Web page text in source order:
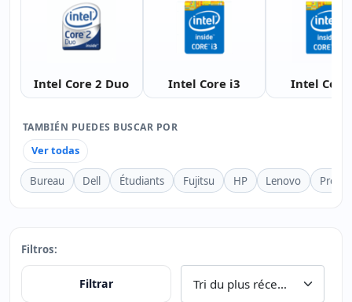
Intel Core 2 Duo Intel Core i3 Intel Core
TAMBIÉN PUEDES BUSCAR POR
Ver todas
Bureau Dell Étudiants Fujitsu HP Lenovo
Filtros:
Filtrar